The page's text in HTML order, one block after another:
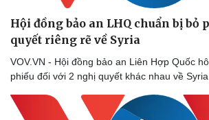
Hội đồng bảo an LHQ chuẩn bị bỏ
quyết riêng rẽ về Syria
VOV.VN - Hội đồng bảo an Liên Hợp Quốc
phiếu đối với 2 nghị quyết khác nhau về Syria.